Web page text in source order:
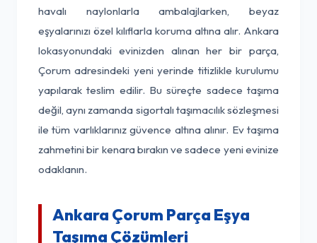
havalı naylonlarla ambalajlarken, beyaz
eşyalarınızı özel kılıflarla koruma altına alır. Ankara
lokasyonundaki evinizden alınan her bir parça,
Çorum adresindeki yeni yerinde titizlikle kurulumu
yapılarak teslim edilir. Bu süreçte sadece taşıma
değil, aynı zamanda sigortalı taşımacılık sözleşmesi
ile tüm varlıklarınız güvence altına alınır. Ev taşıma
zahmetini bir kenara bırakın ve sadece yeni evinize
odaklanın.
Ankara Çorum Parça Eşya
Taşıma Çözümleri